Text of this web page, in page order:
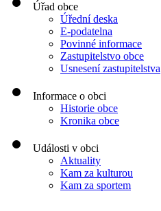
Úřad obce
Úřední deska
E-podatelna
Povinné informace
Zastupitelstvo obce
Usnesení zastupitelstva
Informace o obci
Historie obce
Kronika obce
Události v obci
Aktuality
Kam za kulturou
Kam za sportem